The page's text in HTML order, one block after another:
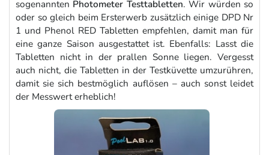
sogenannten Photometer Testtabletten. Wir würden so
oder so gleich beim Ersterwerb zusätzlich einige DPD Nr
1 und Phenol RED Tabletten empfehlen, damit man für
eine ganze Saison ausgestattet ist. Ebenfalls: Lasst die
Tabletten nicht in der prallen Sonne liegen. Vergesst
auch nicht, die Tabletten in der Testküvette umzurühren,
damit sie sich bestmöglich auflösen – auch sonst leidet
der Messwert erheblich!